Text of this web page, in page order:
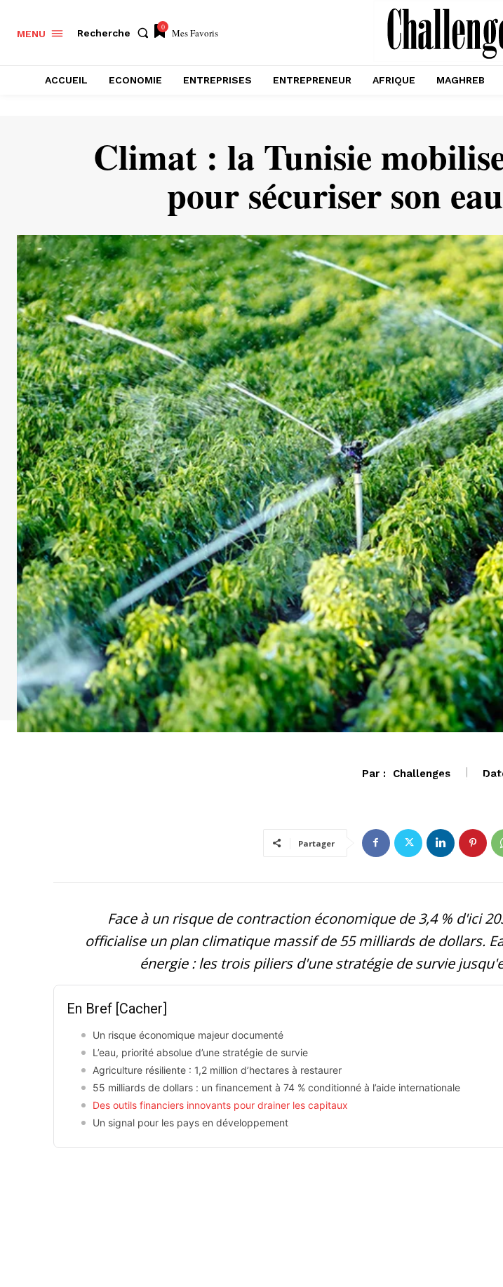
MENU Recherche
0 Mes Favoris
ACCUEIL ECONOMIE ENTREPRISES ENTREPRENEUR AFRIQUE MAGHREB
Climat : la Tunisie
pour sécuriser son
Par : Challenges
Partager
Face à un risque de contraction économique de 3,4 % d'ici
officialise un plan climatique massif de 55 milliards de dollars.
énergie : les trois piliers d'une stratégie de survie
En Bref [Cacher]
Un risque économique majeur documenté
L’eau, priorité absolue d’une stratégie de survie
Agriculture résiliente : 1,2 million d’hectares à restaurer
55 milliards de dollars : un financement à 74 % conditionné à l’aide internationale
Des outils financiers innovants pour drainer les capitaux
Un signal pour les pays en développement